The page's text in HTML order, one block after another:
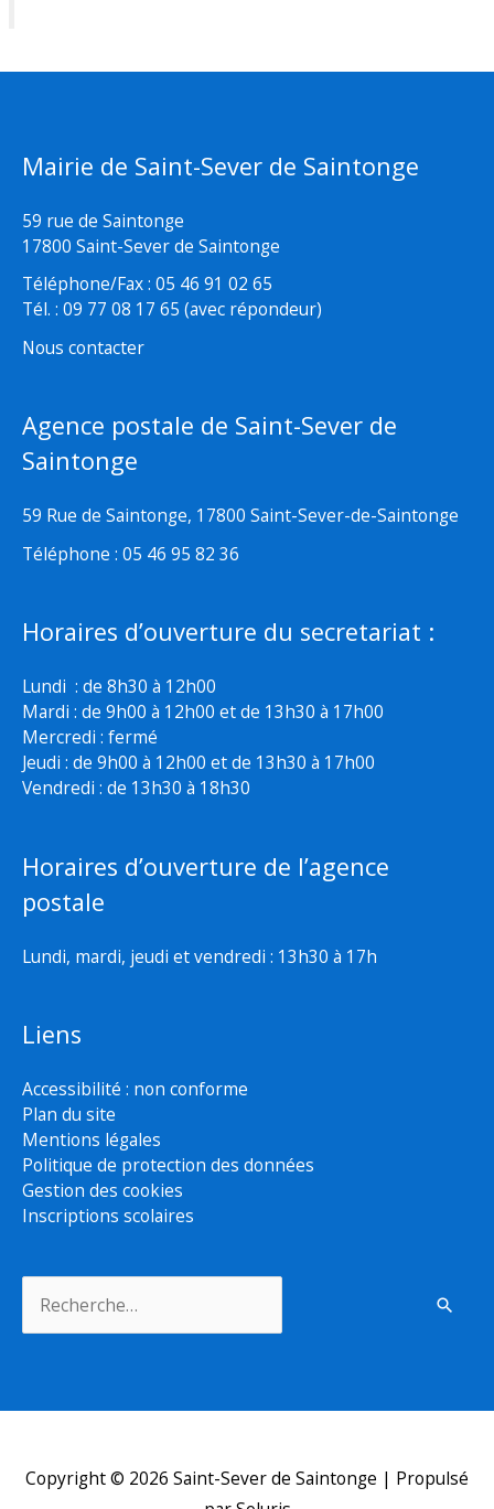
Mairie de Saint-Sever de Saintonge
59 rue de Saintonge
17800 Saint-Sever de Saintonge
Téléphone/Fax : 05 46 91 02 65
Tél. : 09 77 08 17 65 (avec répondeur)
Nous contacter
Agence postale de Saint-Sever de
Saintonge
59 Rue de Saintonge, 17800 Saint-Sever-de-Saintonge
Téléphone : 05 46 95 82 36
Horaires d’ouverture du secretariat :
Lundi : de 8h30 à 12h00
Mardi : de 9h00 à 12h00 et de 13h30 à 17h00
Mercredi : fermé
Jeudi : de 9h00 à 12h00 et de 13h30 à 17h00
Vendredi : de 13h30 à 18h30
Horaires d’ouverture de l’agence
postale
Lundi, mardi, jeudi et vendredi : 13h30 à 17h
Liens
Accessibilité : non conforme
Plan du site
Mentions légales
Politique de protection des données
Gestion des cookies
Inscriptions scolaires
Copyright © 2026 Saint-Sever de Saintonge | Propulsé